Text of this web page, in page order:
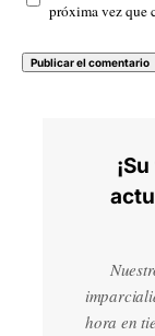
próxima vez que
hora en